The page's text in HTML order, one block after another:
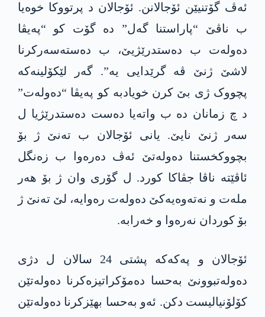
ئەڤ گۆتنیێن ئۆجالانن. ئۆجالان د پرتووکا خوەیا
ب ناڤێ “پاراستنا گەل” دە گۆت کو “پەیڤا
دەولەت ب دەستدرێژیێ، ب دەستەسەرکرنا
لاشێ ژنێ ڤە گرێدایی یە”. گەر لێکۆلینەکە
پچووک ژی بێ کرن خویادبە کو پەیڤا “دەولەت”
د چ زمانان دە ب واتەیا دەست دەستدرێژیا ل
سەر ژنێ نایێ. یانی ئۆجالان ب تەنێ ژ بۆ
بچووکخستنا دەولەتێ ئەڤ دەرەوا ب زەنگل
ئاڤێتە ناڤا جڤاکا کورد. ل گۆری وان ژ بۆ ھەر
ملەت و نەتەوەیەکێ دەولەت رەوایە، لێ تەنێ ژ
بۆ کوردان نەرەوا و خەرابە.
ئۆجالان و پەکەکە پشتی 24 سالان ل دژی
دەولەتبوونێ بەحسا دەمۆکراتیزەکرنا دەولەتێن
کۆلۆنیالیست دکن. ئەو بەحسا بھێزکرنا دەولەتێن